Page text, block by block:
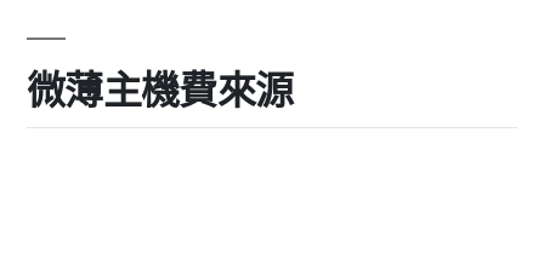
微薄主機費來源